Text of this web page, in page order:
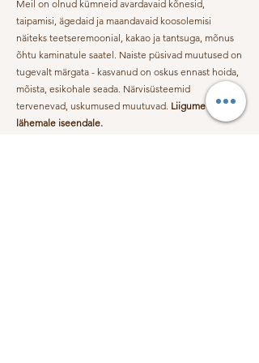
Kursused & väljakutsed
Püsivaid muutuseid loovad
praktikad
Ühine chat, jagamisruumid
Meil on olnud kümneid avardavaid kõnesid,
taipamisi, ägedaid ja maandavaid koosolemisi
näiteks teetseremoonial, kakao ja tantsuga, mõnus
õhtu kaminatule saatel. Naiste püsivad muutused on
tugevalt märgata - kasvanud on oskus ennast hoida,
mõista, esikohale seada. Närvisüsteemid
tervenevad, uskumused muutuvad. Liigume
lähemale iseendale.